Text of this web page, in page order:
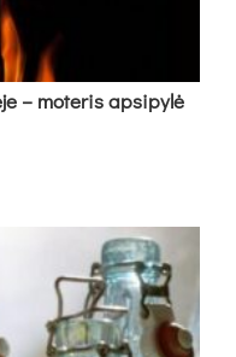
– mo­te­ris ap­si­py­lė